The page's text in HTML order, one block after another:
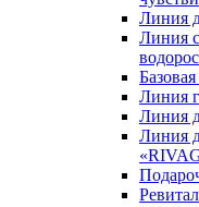
Линия
Линия
Линия
Линия
Линия